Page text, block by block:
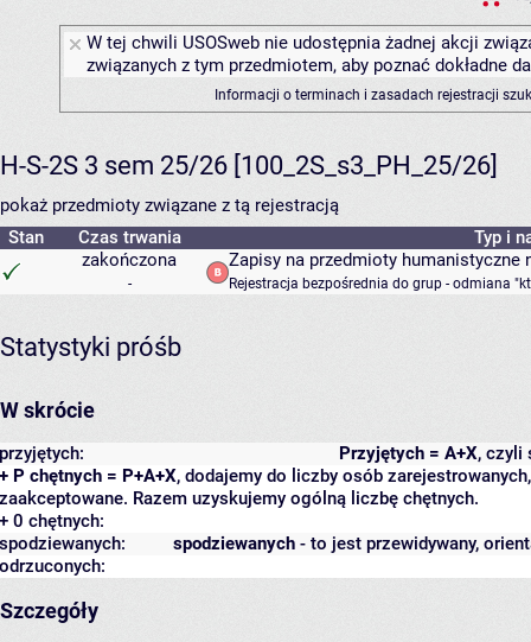
W tej chwili USOSweb nie udostępnia żadnej akcji
związanych z tym przedmiotem, aby poznać dokładne
Informacji o terminach i zasadach rejestracji
H-S-2S 3 sem 25/26 [100_2S_s3_PH_25/26]
pokaż przedmioty związane z tą rejestracją
Stan
Czas trwania
Typ i
zakończona
-
Zapisy na przedmioty humanistyczne
Rejestracja bezpośrednia do grup - odmiana
Statystyki próśb
W skrócie
Przyjętych = A+X, czyli
przyjętych:
+ P chętnych = P+A+X, dodajemy do liczby osób
zaakceptowane. Razem uzyskujemy ogólną liczbę chętnych.
+ 0 chętnych:
spodziewanych - to jest przewidywany,
spodziewanych:
odrzuconych:
Szczegóły